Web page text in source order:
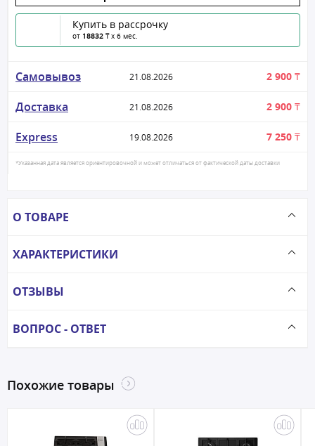
Купить в рассрочку
от 18832 ₸ x 6 мес.
Самовывоз 21.08.2026 2 900 ₸
Доставка 21.08.2026 2 900 ₸
Express 19.08.2026 7 250 ₸
*Указанная дата является ориентировочной и может отличаться от фактической даты доставки
О ТОВАРЕ
ХАРАКТЕРИСТИКИ
ОТЗЫВЫ
ВОПРОС - ОТВЕТ
Похожие товары